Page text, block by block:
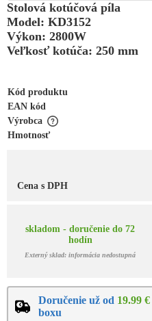
Stolová kotúčová píla
Model: KD3152
Výkon: 2800W
Veľkosť kotúča: 250 mm
Kód produktu
EAN kód
Výrobca
Hmotnosť
Cena s DPH
skladom - doručenie do 72
hodín
Externý sklad: informácia nedostupná
Doručenie už od 19.99 €
boxu